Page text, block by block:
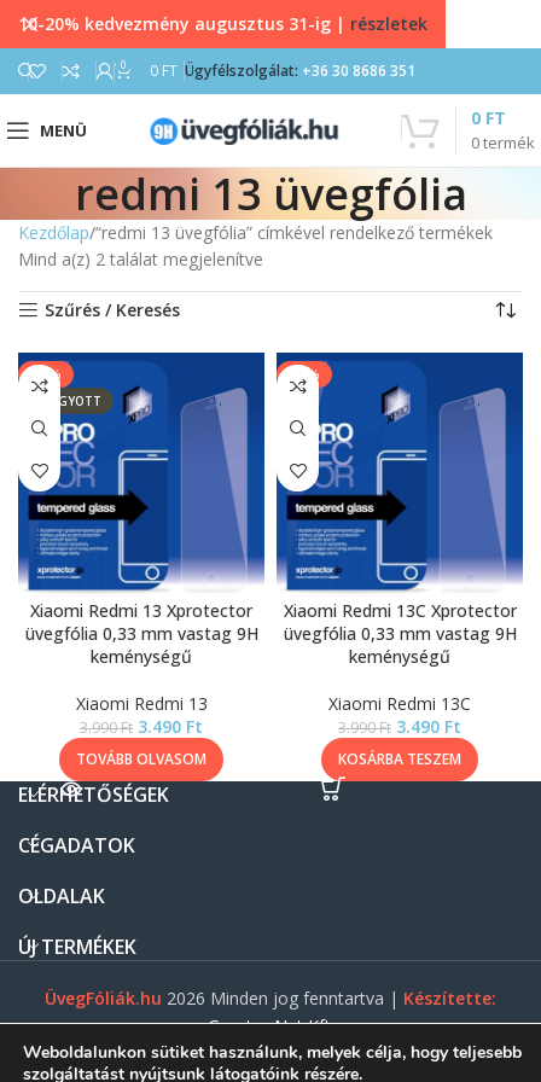
0 0 FT Ügyfélszolgálat: +36 30 8686 351
MENÜ
0termék
0 FT
redmi 13 üvegfólia
Kezdőlap “redmi 13 üvegfólia” címkével rendelkező termékek
Mind a(z) 2 találat megjelenítve
Szűrés / Keresés
-13%
ELFOGYOTT
Xiaomi Redmi 13 Xprotector
üvegfólia 0,33 mm vastag 9H
keménységű
Xiaomi Redmi 13
3.990Ft 3.490 Ft
TOVÁBB OLVASOM
-13%
Xiaomi Redmi 13C Xprotector
üvegfólia 0,33 mm vastag 9H
keménységű
Xiaomi Redmi 13C
3.990Ft 3.490 Ft
KOSÁRBA TESZEM
ELÉRHETŐSÉGEK
CÉGADATOK
OLDALAK
ÚJ TERMÉKEK
ÜvegFóliák.hu 2026 Minden jog fenntartva | Készítette:
Gasztro Net Kft.
10-20% kedvezmény augusztus 31-ig | részletek
Weboldalunkon sütiket használunk, melyek célja, hogy teljesebb
szolgáltatást nyújtsunk látogatóink részére.